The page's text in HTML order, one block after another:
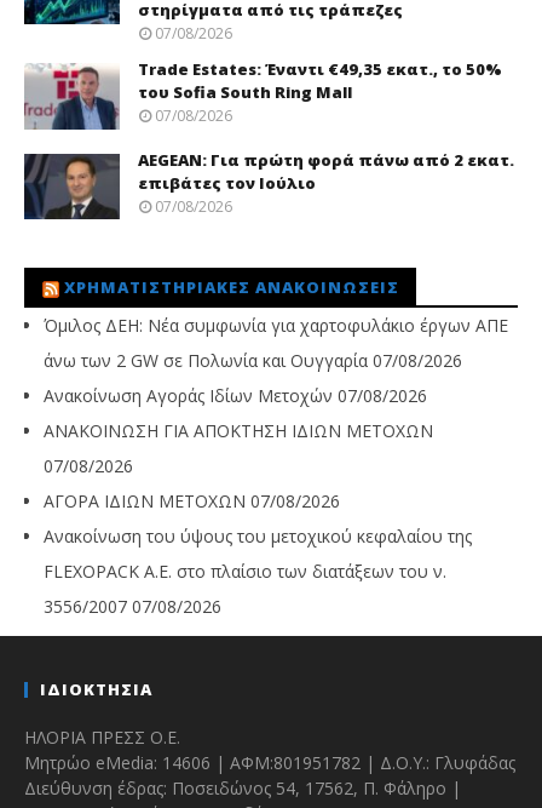
στηρίγματα από τις τράπεζες
07/08/2026
Trade Εstates: Έναντι €49,35 εκατ., το 50%
του Sofia South Ring Mall
07/08/2026
AEGEAN: Για πρώτη φορά πάνω από 2 εκατ.
επιβάτες τον Ιούλιο
07/08/2026
ΧΡΗΜΑΤΙΣΤΗΡΙΑΚΈΣ ΑΝΑΚΟΙΝΏΣΕΙΣ
Όμιλος ΔΕΗ: Νέα συμφωνία για χαρτοφυλάκιο έργων ΑΠΕ
άνω των 2 GW σε Πολωνία και Ουγγαρία 07/08/2026
Ανακοίνωση Αγοράς Ιδίων Μετοχών 07/08/2026
ΑΝΑΚΟΙΝΩΣΗ ΓΙΑ ΑΠΟΚΤΗΣΗ ΙΔΙΩΝ ΜΕΤΟΧΩΝ
07/08/2026
ΑΓΟΡΑ ΙΔΙΩΝ ΜΕΤΟΧΩΝ 07/08/2026
Ανακοίνωση του ύψους του μετοχικού κεφαλαίου της
FLEXOPACK A.E. στο πλαίσιο των διατάξεων του ν.
3556/2007 07/08/2026
ΙΔΙΟΚΤΗΣΙΑ
ΗΛΟΡΙΑ ΠΡΕΣΣ Ο.Ε.
Μητρώο eMedia: 14606 | ΑΦΜ:801951782 | Δ.Ο.Υ.: Γλυφάδας
Διεύθυνση έδρας: Ποσειδώνος 54, 17562, Π. Φάληρο |